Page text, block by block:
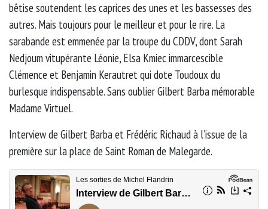
bêtise soutendent les caprices des unes et les bassesses des
autres. Mais toujours pour le meilleur et pour le rire. La
sarabande est emmenée par la troupe du CDDV, dont Sarah
Nedjoum vitupérante Léonie, Elsa Kmiec immarcescible
Clémence et Benjamin Kerautret qui dote Toudoux du
burlesque indispensable. Sans oublier Gilbert Barba mémorable
Madame Virtuel.
Interview de Gilbert Barba et Frédéric Richaud à l’issue de la
première sur la place de Saint Roman de Malegarde.